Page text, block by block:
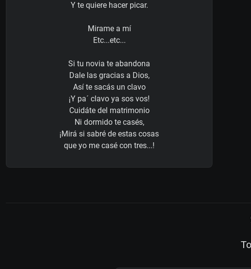
Y te quiere hacer picar.
Mirame a mí
Etc...etc...
Si tu novia te abandona
Dale las gracias a Dios,
Así te sacás un clavo
¡Y pa´ clavo ya sos vos!
Cuidáte del matrimonio
Ni dormido te casés,
¡Mirá si sabré de estas cosas
que yo me casé con tres...!